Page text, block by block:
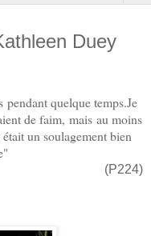
Duey
pendant quelque temps.Je
de faim, mais au moins
un soulagement bien
(P224)